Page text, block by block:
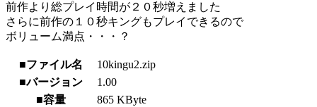
前作より総プレイ時間が２０秒増えました
さらに前作の１０秒キングもプレイできるので
ボリューム満点・・・？
■ファイル名
10kingu2.zip
■バージョン
1.00
■容量
865 KByte